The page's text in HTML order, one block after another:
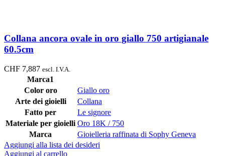
Collana ancora ovale in oro giallo 750 artigianale
60.5cm
CHF 7,887 escl. I.V.A.
Marca1
Color oro
Giallo oro
Arte dei gioielli
Collana
Fatto per
Le signore
Materiale per gioielli Oro 18K / 750
Marca
Gioielleria raffinata di Sophy Geneva
Aggiungi alla lista dei desideri
Aggiungi al carrello